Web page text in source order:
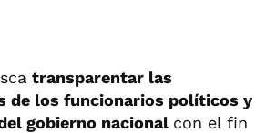
transparentar las
de los funcionarios políticos y
gobierno nacional con el fin